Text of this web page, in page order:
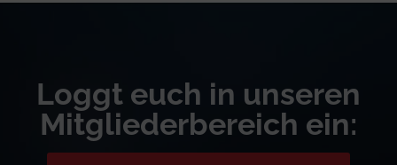
Loggt euch in unseren
Mitgliederbereich ein: